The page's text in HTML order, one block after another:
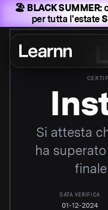
🏖️ BLACK SUMMER:
per tutta l'estate
Si attesta
ha
DATA VERIFICA
01-12-2024